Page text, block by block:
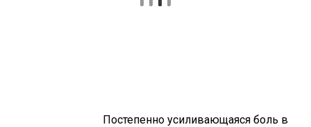
Постепенно усиливающаяся боль в